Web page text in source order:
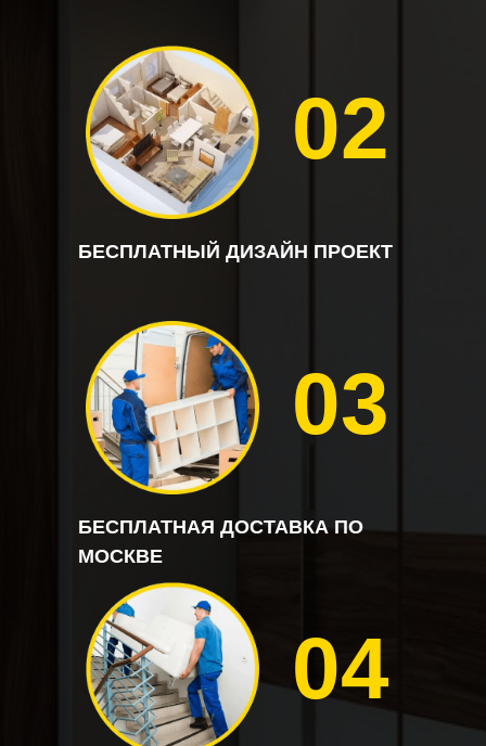
БЕСПЛАТНЫЙ ДИЗАЙН ПРОЕКТ
02
БЕСПЛАТНАЯ ДОСТАВКА ПО
МОСКВЕ
03
04